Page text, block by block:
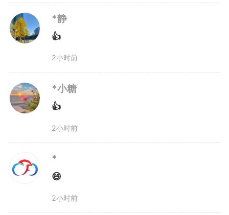
省级林业碳票制度，统一计量、交
易、抵销、监管全流程，创新打
造“碳票+ESG、生态司法、绿色出
行、零碳景区”等多元应用场景，
推动生态资源从“沉睡资产”转为“增
收资本”。随着跨省交易实现突
破，安徽林业碳票已从省内流通迈
*静
👍
2小时前
*小糖
👍
2小时前
*
😄
2小时前